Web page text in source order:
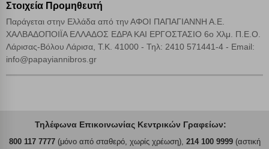
Στοιχεία Προμηθευτή
Παράγεται στην Ελλάδα από την ΑΦΟΙ ΠΑΠΑΓΙΑΝΝΗ Α.Ε.
ΧΑΛΒΑΔΟΠΟΙΪΑ ΕΛΛΑΔΟΣ ΕΔΡΑ ΚΑΙ ΕΡΓΟΣΤΑΣΙΟ 6ο Χλμ. Π.Ε.Ο.
Λάρισας-Βόλου Λάρισα, Τ.Κ. 41000 - Τηλ: 2410 571441-4 - Email:
info@papayiannibros.gr
Τηλέφωνα Επικοινωνίας Κεντρικών Γραφείων:
800 117 7777(μόνο από σταθερό, χωρίς χρέωση), 214 100 9999(αστική